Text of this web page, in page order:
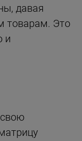
давая
товарам. Это
и